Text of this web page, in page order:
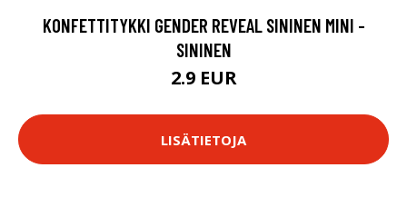
KONFETTITYKKI GENDER REVEAL SININEN MINI -
SININEN
2.9 EUR
LISÄTIETOJA